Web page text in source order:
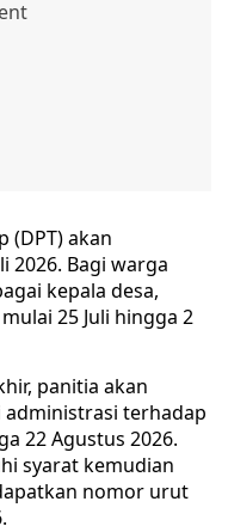
(DPT) akan
2026. Bagi warga
kepala desa,
25 Juli hingga 2
panitia akan
administrasi terhadap
22 Agustus 2026.
syarat kemudian
nomor urut